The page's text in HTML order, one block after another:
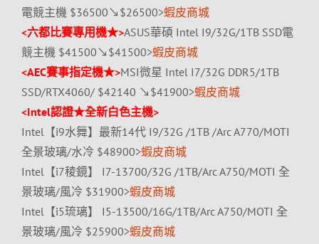
電競主機 $36500↘$26500>蝦皮商城
<六都比賽專用機★>ASUS華碩 Intel I9/32G/1TB SSD電
競主機 $41500↘$41500>蝦皮商城
<AEC賽事指定機★>MSI微星 Intel I7/32G DDR5/1TB
SSD/RTX4060/ $42140 ↘$41900>蝦皮商城
<Intel認證★全新白色主機>
Intel【i9水舞】最新14代 I9/32G /1TB /Arc A770/MOTI
全景玻璃/水冷 $48900>蝦皮商城
Intel【i7稜鏡】 I7-13700/32G /1TB/Arc A750/MOTI 全
景玻璃/風冷 $31900>蝦皮商城
Intel【i5琉璃】 I5-13500/16G/1TB/Arc A750/MOTI 全
景玻璃/風冷 $25900>蝦皮商城